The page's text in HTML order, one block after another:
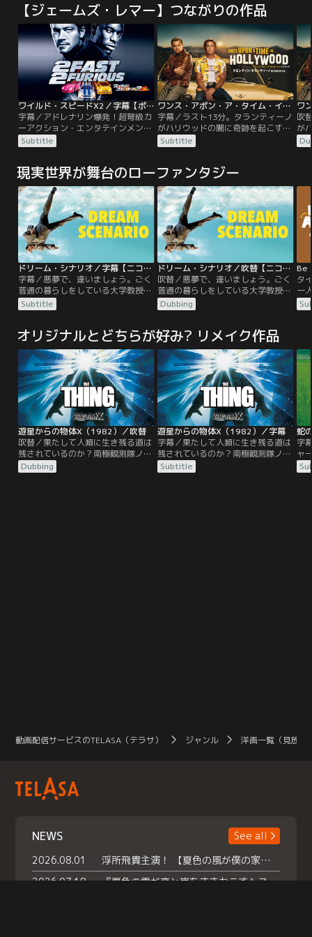
【ジェームズ・レマー】つながりの作品
ワイルド・スピードX2／字幕【ポール・ウォーカー主演】
字幕／アドレナリン爆発！超弩級カ
ーアクション・エンタテインメント
第2弾！あらゆる人種が集まる街・
マイアミ。今晩も大金を賭けたスト
る。この壮絶なレースで、勝利した
のは元警官のブライアン。彼はかつ
て潜入捜査官だったが、強盗団を逃
し、失職していた。しかし、警察は
そんな彼に再びおとり捜査を依頼す
るが…。
Subtitle
ワンス・アポン・ア・タイム・イン・ハリウッド／字幕
字幕／ラスト13分。タランティーノ
がハリウッドの闇に奇跡を起こす。
リック・ダルトンはピークを過ぎた
TV俳優。スターへの道が拓けず焦る
るクリフ・ブースは彼に雇われた付
き人でスタントマン、親友でもあ
る。エンタテインメント業界に精神
をすり減らし情緒不安定なリックと
は対照的に、いつも自分らしさを失
わないクリフ。
Subtitle
吹
が
リ
TV
き
は
わ
現実世界が舞台のローファンタジー
ドリーム・シナリオ／字幕【ニコラス・ケイジ主演】
字幕／悪夢で、逢いましょう。ごく
普通の暮らしをしている大学教授の
ポール。平々凡々とした日常を過ご
していたが、ある日、何百万という
れ、一躍有名人に。ポールはメディ
意げになっていく。夢だった本の出
版まで持ちかけられ、天にも昇る気
持ちだった。しかし、そんな夢のよ
うな日々は…。
Subtitle
ドリーム・シナリオ／吹替【ニコラス・ケイジ主演】
吹替／悪夢で、逢いましょう。ごく
普通の暮らしをしている大学教授の
ポール。平々凡々とした日常を過ご
していたが、ある日、何百万という
れ、一躍有名人に。ポールはメディ
アの注目を集め取材を受けながら得
意げになっていく。夢だった本の出
版まで持ちかけられ、天にも昇る気
持ちだった。しかし、そんな夢のよ
うな日々は…。
Dubbing
Be
タ
一
の
に
ン
（
は
と
く
明
う
ポ
ほ
オリジナルとどちらが好み? リメイク作品
遊星からの物体X（1982）／吹替
吹替／果たして人類に生き残る道は
残されているのか？南極観測隊ノル
ウェイ隊がUFO落下地点で氷の魂を
切り出した後で、ノルウェー基地が
Dubbing
遊星からの物体X（1982）／字幕
字幕／果たして人類に生き残る道は
残されているのか？南極観測隊ノル
ウェイ隊がUFO落下地点で氷の魂を
切り出した後で、ノルウェー基地が
Subtitle
蛇
字
ャ
レ
と
動画配信サービスのTELASA（テラサ） ジャンル 洋画一覧（見放題
NEWS
See all
2026.08.01
浮所飛貴主演！ 【夏色の風が僕の家にやってきた】 本日よりテラサで独占配信スタート！
2026.07.18
『夏色の雲が恋と嵐をまきおこす』スペシャルメイキング 【Part1】2026年７月18日（土）23時30分～配信スタート！話題のシーンの裏側を大公開！豪華キャスト大集合！ 『武宮家 真夏の家族会議』開催！